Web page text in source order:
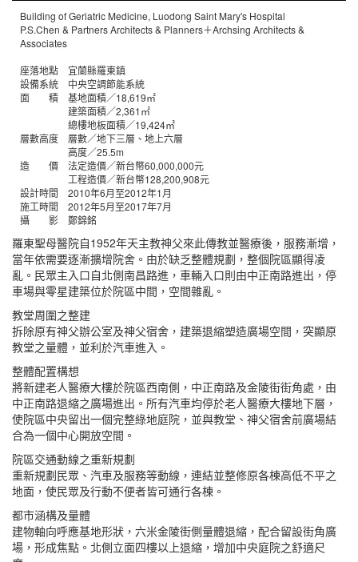
Building of Geriatric Medicine, Luodong Saint Mary's Hospital
P.S.Chen & Partners Architects & Planners＋Archsing Architects &
Associates
座落地點 宜蘭縣羅東鎮
設備系統 中央空調節能系統
面 積 基地面積／18,619㎡
建築面積／2,361㎡
總樓地板面積／19,424㎡
層數高度 層數／地下三層、地上六層
高度／25.5m
造 價 法定造價／新台幣60,000,000元
工程造價／新台幣128,200,908元
設計時間 2010年6月至2012年1月
施工時間 2012年5月至2017年7月
攝 影 鄭錦銘
羅東聖母醫院自1952年天主教神父來此傳教並醫療後，服務漸增，
當年依需要逐漸擴增院舍。由於缺乏整體規劃，整個院區顯得凌
亂。民眾主入口自北側南昌路進，車輛入口則由中正南路進出，停
車場與零星建築位於院區中間，空間雜亂。
教堂周圍之整建
拆除原有神父辦公室及神父宿舍，建築退縮塑造廣場空間，突顯原
教堂之量體，並利於汽車進入。
整體配置構想
將新建老人醫療大樓於院區西南側，中正南路及金陵街街角處，由
中正南路退縮之廣場進出。所有汽車均停於老人醫療大樓地下層，
使院區中央留出一個完整綠地庭院，並與教堂、神父宿舍前廣場結
合為一個中心開放空間。
院區交通動線之重新規劃
重新規劃民眾、汽車及服務等動線，連結並整修原各棟高低不平之
地面，使民眾及行動不便者皆可通行各棟。
都市涵構及量體
建物軸向呼應基地形狀，六米金陵街側量體退縮，配合留設街角廣
場，形成焦點。北側立面四樓以上退縮，增加中央庭院之舒適尺